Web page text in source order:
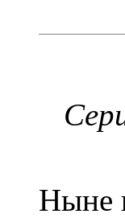
Ныне